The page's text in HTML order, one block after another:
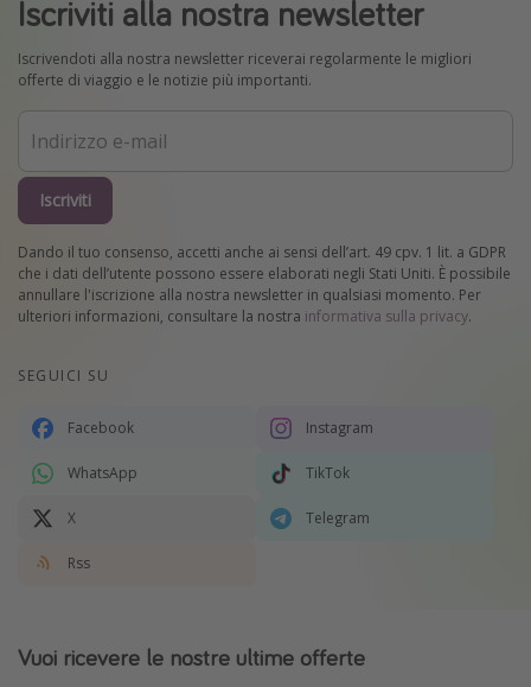
Iscriviti alla nostra newsletter
Iscrivendoti alla nostra newsletter riceverai regolarmente le migliori
offerte di viaggio e le notizie più importanti.
Iscriviti
Dando il tuo consenso, accetti anche ai sensi dell’art. 49 cpv. 1 lit. a GDPR
che i dati dell’utente possono essere elaborati negli Stati Uniti. È possibile
annullare l'iscrizione alla nostra newsletter in qualsiasi momento. Per
ulteriori informazioni, consultare la nostra informativa sulla privacy.
SEGUICI SU
Facebook Instagram
WhatsApp TikTok
X Telegram
Rss
Vuoi ricevere le nostre ultime offerte